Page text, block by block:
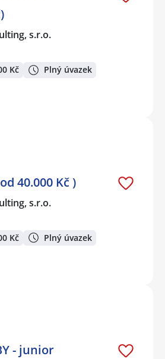
s.r.o.
Kč Plný úvazek
40.000 Kč )
s.r.o.
Kč Plný úvazek
- junior